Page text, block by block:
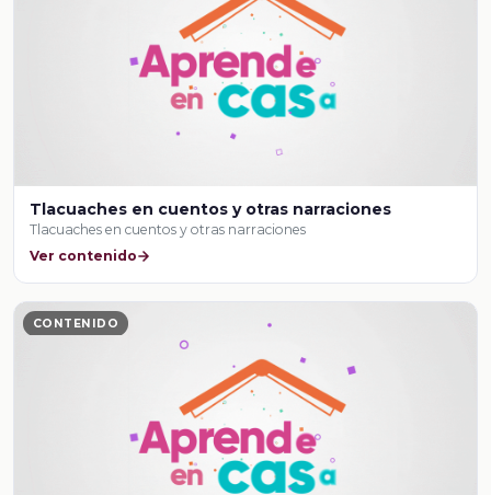
Tlacuaches en cuentos y otras narraciones
Tlacuaches en cuentos y otras narraciones
Ver contenido
CONTENIDO